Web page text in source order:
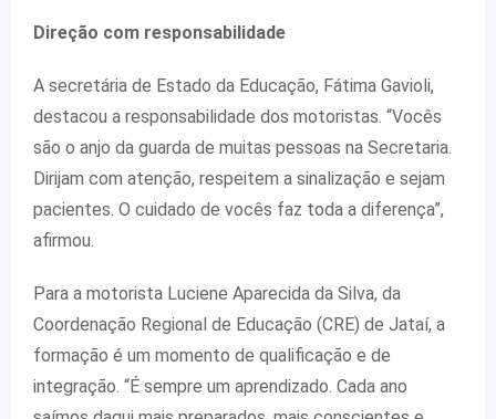
Direção com responsabilidade
A secretária de Estado da Educação, Fátima Gavioli,
destacou a responsabilidade dos motoristas. “Vocês
são o anjo da guarda de muitas pessoas na Secretaria.
Dirijam com atenção, respeitem a sinalização e sejam
pacientes. O cuidado de vocês faz toda a diferença”,
afirmou.
Para a motorista Luciene Aparecida da Silva, da
Coordenação Regional de Educação (CRE) de Jataí, a
formação é um momento de qualificação e de
integração. “É sempre um aprendizado. Cada ano